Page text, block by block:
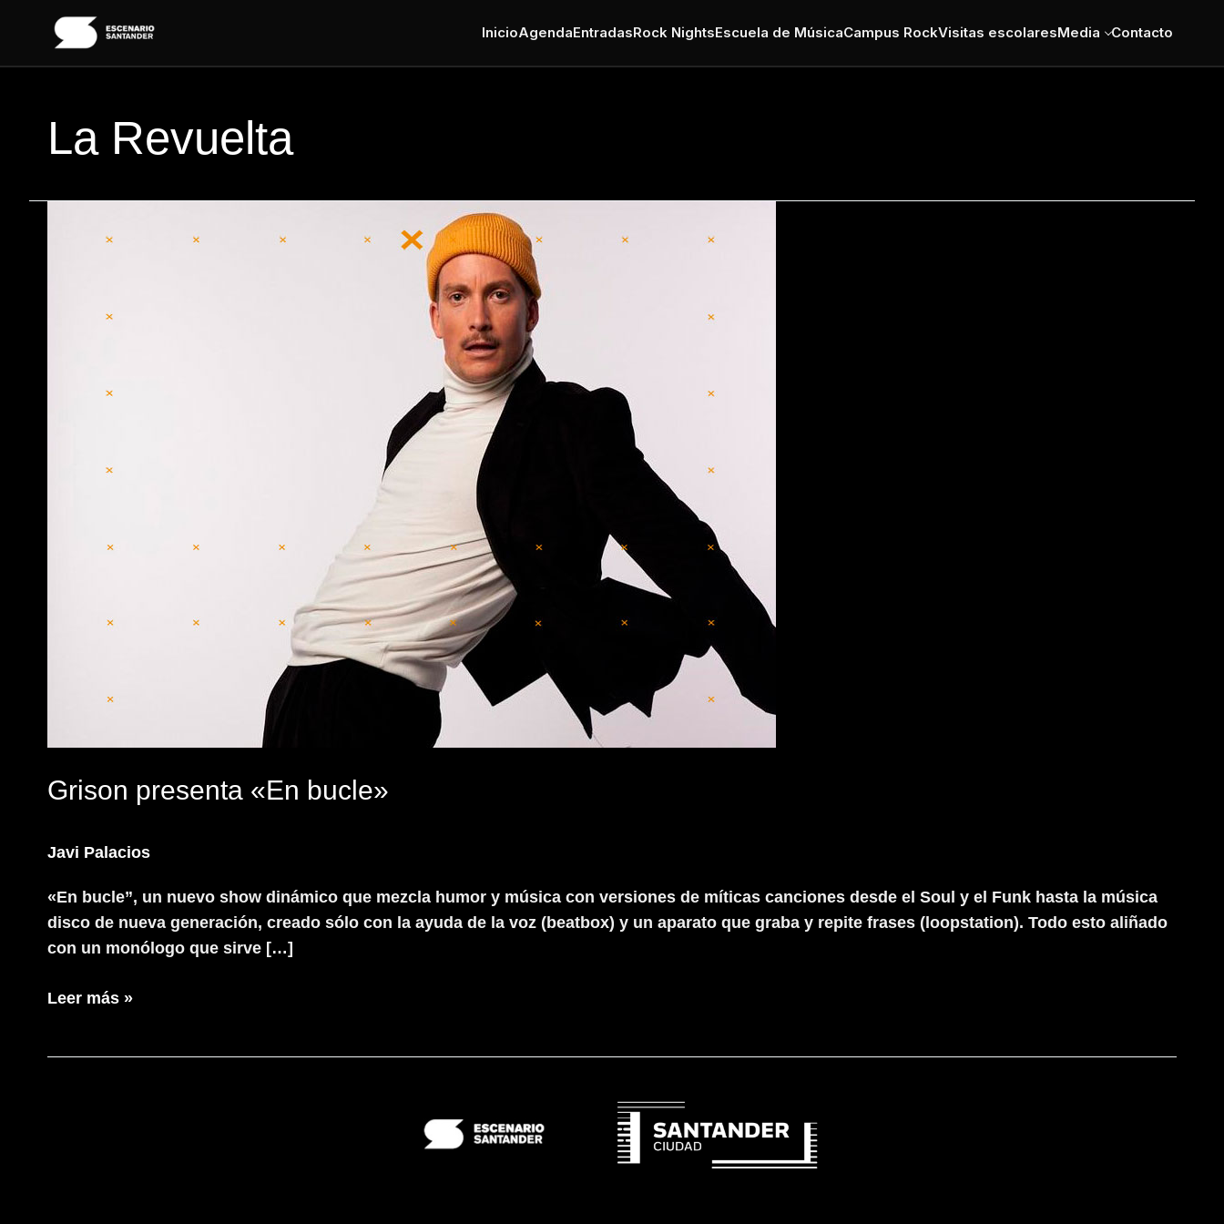
contenido
InicioAgendaEntradasRock NightsEscuela de MúsicaCampus RockVisitas escolaresMedia Contacto
La Revuelta
Grison presenta «En bucle»
Javi Palacios
«En bucle”, un nuevo show dinámico que mezcla humor y música con versiones de míticas canciones desde el Soul y el Funk hasta la música
disco de nueva generación, creado sólo con la ayuda de la voz (beatbox) y un aparato que graba y repite frases (loopstation). Todo esto aliñado
con un monólogo que sirve […]
Grison
Leer más »